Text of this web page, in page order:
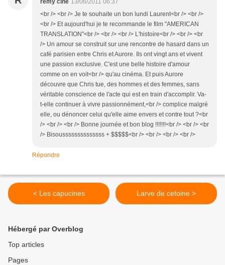
rémy ciné 13/06/2011 06:37
<br /> <br /> Je te souhaite un bon lundi Laurent<br /> <br />
<br /> Et aujourd'hui je te recommande le film "AMERICAN
TRANSLATION"<br /> <br /> <br /> L'histoire<br /> <br /> <br
/> Un amour se construit sur une rencontre de hasard dans un
café parisien entre Chris et Aurore. Ils ont vingt ans et vivent
une passion exclusive. C'est une belle histoire d'amour
comme on en voit<br /> qu'au cinéma. Et puis Aurore
découvre que Chris tue, des hommes et des femmes, sans
véritable conscience de l'acte qui est en train d'accomplir. Va-
t-elle continuer à vivre passionnément,<br /> complice malgré
elle, ou dénoncer celui qu'elle aime envers et contre tout ?<br
/> <br /> <br /> Bonne journée et bon blog !!!!!!!<br /> <br /> <br
/> Bisoussssssssssssss + $$$$$<br /> <br /> <br /> <br />
Répondre
< Les capucines Larve de cetoine >
Hébergé par Overblog
Top articles
Pages